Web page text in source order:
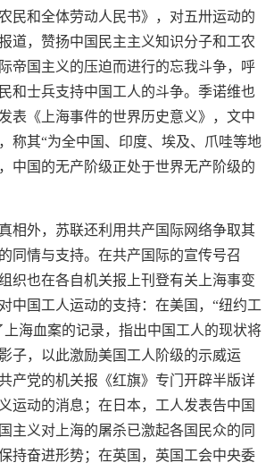
民和全体劳动人民书》，对五卅运动的
道，赞扬中国民主主义知识分子和工农
帝国主义的压迫而进行的忘我斗争，呼
和士兵支持中国工人的斗争。季诺维也
表《上海事件的世界历史意义》，文中
称其“为全中国、印度、埃及、爪哇等地
中国的无产阶级正处于世界无产阶级的
相外，苏联还利用共产国际网络争取其
同情与支持。在共产国际的宣传号召
织也在各自机关报上刊登有关上海事变
中国工人运动的支持：在美国，“纽约工
上海血案的记录，指出中国工人的现状将
子，以此激励美国工人阶级的示威运
产党的机关报《红旗》专门开辟半版详
运动的消息；在日本，工人发表告中国
主义对上海的屠杀已激起各国民众的同
持奋进形势；在英国，英国工会中央委